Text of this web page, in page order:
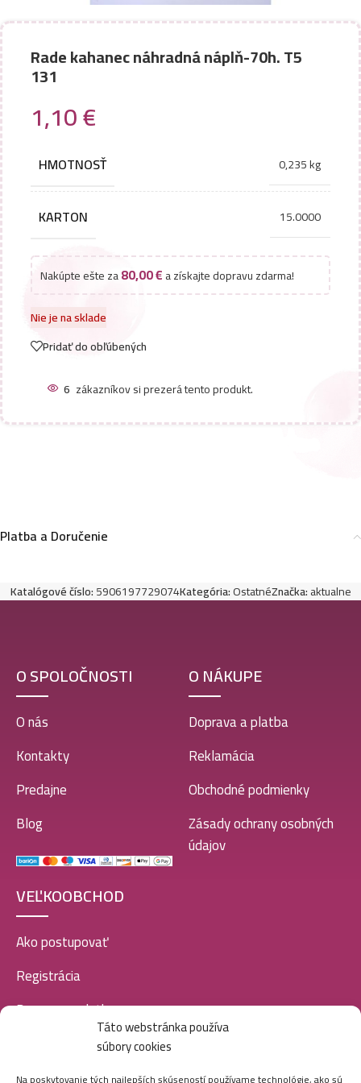
Táto webstránka používa
súbory cookies
Rade kahanec náhradná náplň-70h. T5
131
1,10€
HMOTNOSŤ 0,235 kg
KARTON 15.0000
Nakúpte ešte za80,00€a získajte dopravu zdarma!
Nie je na sklade
Pridať do obľúbených
6 zákazníkov si prezerá tento produkt.
Platba a Doručenie
Katalógové číslo:5906197729074Kategória:OstatnéZnačka:aktualne
O SPOLOČNOSTI
O nás
Kontakty
Predajne
Blog
O NÁKUPE
Doprava a platba
Reklamácia
Obchodné podmienky
Zásady ochrany osobných
údajov
VEĽKOOBCHOD
Ako postupovať
Registrácia
Doprava a platba
SOCIÁLNE SIETE